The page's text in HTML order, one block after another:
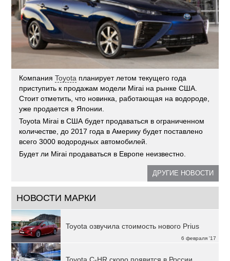
КомпанияToyota планирует летом текущего года
приступить к продажам модели Mirai на рынке США.
Стоит отметить, что новинка, работающая на водороде,
уже продается в Японии.
Toyota Mirai в США будет продаваться в ограниченном
количестве, до 2017 года в Америку будет поставлено
всего 3000 водородных автомобилей.
Будет ли Mirai продаваться в Европе неизвестно.
ДРУГИЕ НОВОСТИ
НОВОСТИ МАРКИ
6 февраля '17
Toyota озвучила стоимость нового Prius
Toyota C-HR скоро появится в России